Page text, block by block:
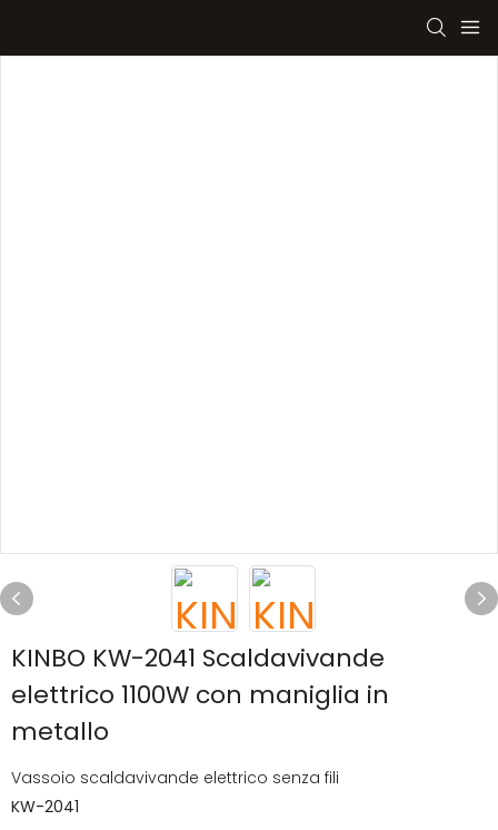
KINBO KW-2041 Scaldavivande
elettrico 1100W con maniglia in
metallo
Vassoio scaldavivande elettrico senza fili
KW-2041